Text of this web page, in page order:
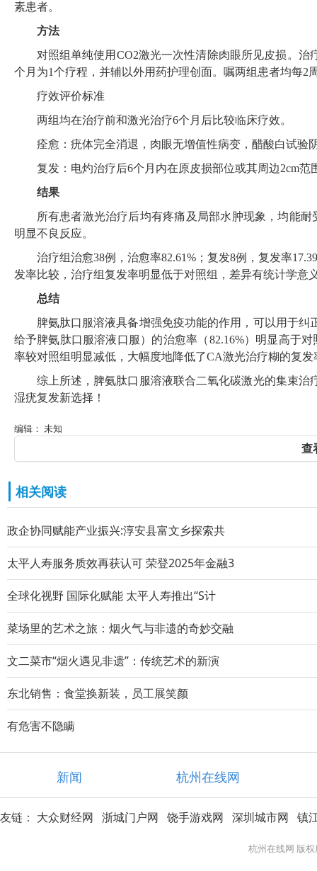
素患者。
方法
对照组单纯使用 CO2激光一次性清除肉眼所见皮损。治
个月为1个疗程，并辅以外用药护理创面。嘱两组患者均每2
疗效评价标准
两组均在治疗前和激光治疗6个月后比较临床疗效。
痊愈：疣体完全消退，肉眼无增值性病变，醋酸白试验
复发：电灼治疗后6个月内在原皮损部位或其周边2cm范
结果
所有患者激光治疗后均有疼痛及局部水肿现象，均能
明显不良反应。
治疗组治愈38例，治愈率82.61%；复发8例，复发率
发率比较，治疗组复发率明显低于对照组，差异有统计学意
总结
脾氨肽口服溶液具备增强免疫功能的作用，可以用于纠
给予脾氨肽口服溶液口服）的治愈率（82.16%）明显高于对
率较对照组明显减低，大幅度地降低了CA激光治疗糊的复
综上所述，脾氨肽口服溶液联合二氧化碳激光的集束
湿疣复发新选择！
编辑： 未知
查
相关阅读
政企协同赋能产业振兴:淳安县富文乡探索共
太平人寿服务质效再获认可 荣登2025年金融3
全球化视野 国际化赋能 太平人寿推出“S计
菜场里的艺术之旅：烟火气与非遗的奇妙交融
文二菜市“烟火遇见非遗”：传统艺术的新演
东北销售：食堂换新装，员工展笑颜
有危害不隐瞒
新闻 杭州在线网
友链： 大众财经网 浙城门户网 饶手游戏网 深圳城市网 镇
杭州在线网 版